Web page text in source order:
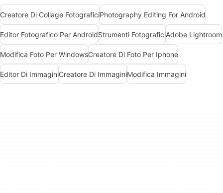
Creatore Di Collage FotograficiPhotography Editing For Android
Editor Fotografico Per AndroidStrumenti FotograficiAdobe Lightroom
Modifica Foto Per WindowsCreatore Di Foto Per Iphone
Editor Di ImmaginiCreatore Di ImmaginiModifica Immagini